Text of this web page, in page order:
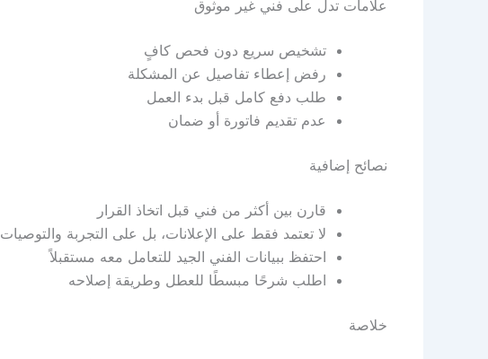
علامات تدل على فني غير موثوق
تشخيص سريع دون فحص كافٍ
رفض إعطاء تفاصيل عن المشكلة
طلب دفع كامل قبل بدء العمل
عدم تقديم فاتورة أو ضمان
نصائح إضافية
قارن بين أكثر من فني قبل اتخاذ القرار
لا تعتمد فقط على الإعلانات، بل على التجربة والتوصيات
احتفظ ببيانات الفني الجيد للتعامل معه مستقبلاً
اطلب شرحًا مبسطًا للعطل وطريقة إصلاحه
خلاصة